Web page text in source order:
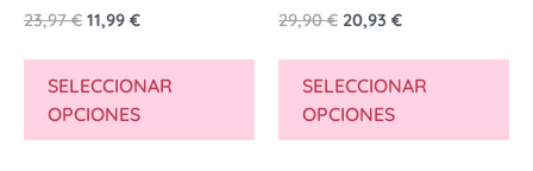
23,97€ 11,99 €
SELECCIONAR
OPCIONES
29,90€ 20,93 €
SELECCIONAR
OPCIONES